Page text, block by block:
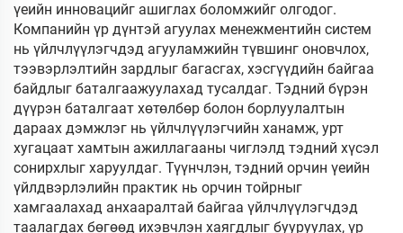
үеийн инновацийг ашиглах боломжийг олгодог.
Компанийн үр дүнтэй агуулах менежментийн систем
нь үйлчлүүлэгчдэд агууламжийн түвшинг оновчлох,
тээвэрлэлтийн зардлыг багасгах, хэсгүүдийн байгаа
байдлыг баталгаажуулахад тусалдаг. Тэдний бүрэн
дүүрэн баталгаат хөтөлбөр болон борлуулалтын
дараах дэмжлэг нь үйлчлүүлэгчийн ханамж, урт
хугацаат хамтын ажиллагааны чиглэлд тэдний хүсэл
сонирхлыг харуулдаг. Түүнчлэн, тэдний орчин үеийн
үйлдвэрлэлийн практик нь орчин тойрныг
хамгаалахад анхааралтай байгаа үйлчлүүлэгчдэд
таалагдах бөгөөд ихэвчлэн хаягдлыг бууруулах, үр